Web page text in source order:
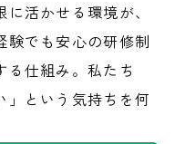
活かせる環境が、
験でも安心の研修制
る仕組み。私たち
」という気持ちを何